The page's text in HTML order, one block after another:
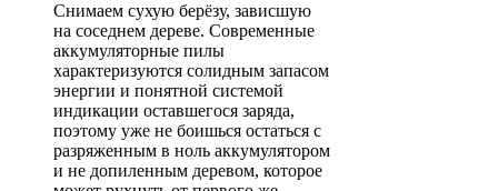
Снимаем сухую берёзу, зависшую
на соседнем дереве. Современные
аккумуляторные пилы
характеризуются солидным запасом
энергии и понятной системой
индикации оставшегося заряда,
поэтому уже не боишься остаться с
разряженным в ноль аккумулятором
и не допиленным деревом, которое